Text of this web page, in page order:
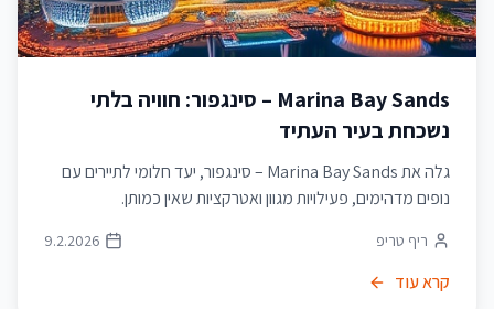
Marina Bay Sands – סינגפור: חוויה בלתי
נשכחת בעיר העתיד
גלה את Marina Bay Sands – סינגפור, יעד חלומי לתיירים עם
נופים מדהימים, פעילויות מגוון ואטרקציות שאין כמותן.
ריף טריפ 9.2.2026
קרא עוד